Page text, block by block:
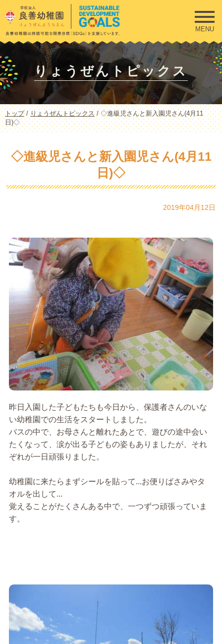
このページの本文へ
MENU
りょうぜんトピックス
現
在
の
置：
トップ/りょうぜんトピックス /◇進級児さんと新入園児さん(4月11
日)◇
◇進級児さんと新入園児さん(4月11
日)◇
2019年04月12日
昨日入園した子どもたちも今日から、保護者さんのいな
い幼稚園での生活をスタートしました。
バスの中で、お母さんと離れたあとで、遊びの途中会い
たくなって、涙が出る子どもの姿もありましたが、それ
ぞれが一日頑張りました。
幼稚園に来たらまずシールを貼って...お便りばさみやタ
オルを出して...
覚えることがたくさんある中で、一つずつ頑張っていま
す。